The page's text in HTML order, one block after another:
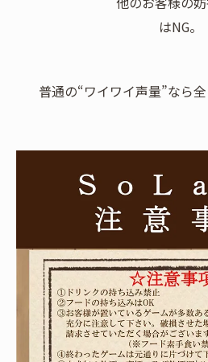
はNG。
普通の“ワイワイ声量”なら